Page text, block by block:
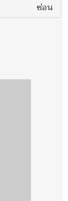
ซ่อน